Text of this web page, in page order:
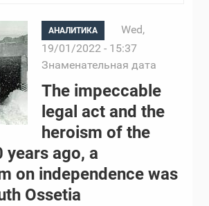
АНАЛИТИКА
Wed,
19/01/2022 - 15:37
Знаменательная дата
The impeccable
legal act and the
heroism of the
years ago, a
on independence was
Ossetia